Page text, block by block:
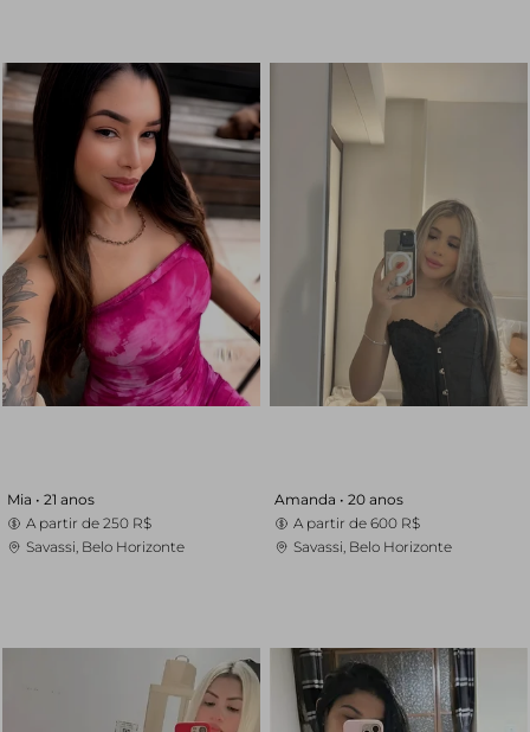
Mia • 21 anos
A partir de 250 R$
Savassi, Belo Horizonte
Amanda • 20 anos
A partir de 600 R$
Savassi, Belo Horizonte